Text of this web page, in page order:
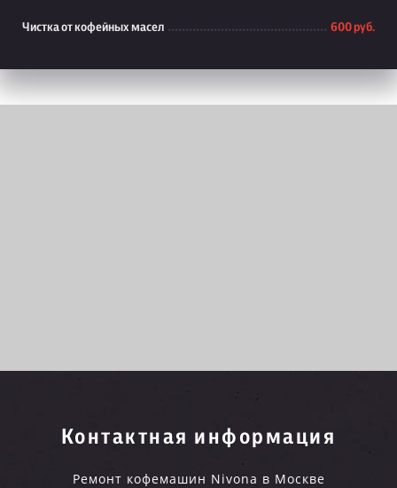
Чистка от кофейных масел 600 руб.
Контактная информация
Ремонт кофемашин Nivona в Москве